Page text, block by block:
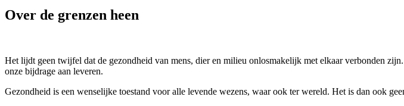
Over de grenzen heen
Het lijdt geen twijfel dat de gezondheid van mens, dier en milieu onlosmakelijk met elkaar verbonden
onze bijdrage aan leveren.
Gezondheid is een wenselijke toestand voor alle levende wezens, waar ook ter wereld. Het is dan ook